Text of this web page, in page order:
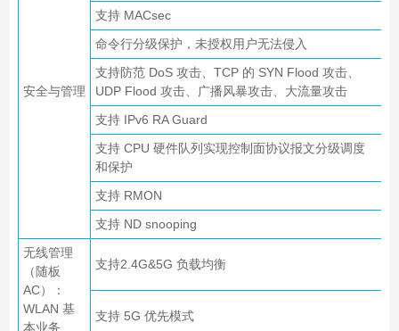
安全与管理
支持 MACsec
命令行分级保护，未授权用户无法侵入
支持防范 DoS 攻击、TCP 的 SYN Flood 攻击、
UDP Flood 攻击、广播风暴攻击、大流量攻击
支持 IPv6 RA Guard
支持 CPU 硬件队列实现控制面协议报文分级调度
和保护
支持 RMON
支持 ND snooping
无线管理
（随板
AC）：
WLAN 基
本业务
支持2.4G&5G 负载均衡
支持 5G 优先模式